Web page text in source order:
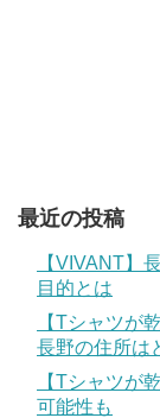
最近の投稿
【VIVANT】
目的とは
【Tシャツが
長野の住所は
【Tシャツが
可能性も